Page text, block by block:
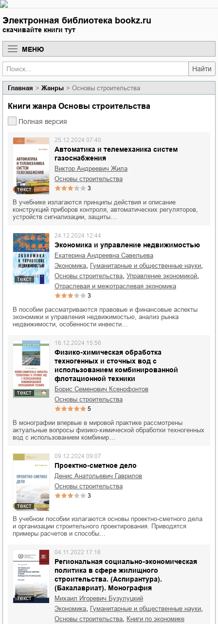
Электронная библиотека bookz.ru
скачивайте книги тут
МЕНЮ
Найти
Главная Жанры Основы строительства
Книги жанра Основы строительства
Полная версия
текст
Автоматика и телемеханика систем
газоснабжения
25.12.2024 07:40
Виктор Андреевич Жила
основы строительства
3
В учебнике излагаются принципы действия и описание
конструкций приборов контроля, автоматических регуляторов,
устройств сигнализации, защиты…
текст
Экономика и управление недвижимостью
24.12.2024 12:44
Екатерина Андреевна Савельева
экономика, гуманитарные и общественные науки,
основы строительства, управление экономикой,
отраслевая и межотраслевая экономика
3
В пособии рассматриваются правовые и финансовые аспекты
экономики и управления недвижимостью, анализ рынка
недвижимости, особенности инвести…
текст
Физико-химическая обработка
техногенных и сточных вод с
использованием комбинированной
флотационной техники
16.12.2024 15:56
Борис Семенович Ксенофонтов
основы строительства
5
В монографии впервые в мировой практике рассмотрены
актуальные вопросы физико-химической обработки техногенных
вод с использованием комбинир…
текст
Проектно-сметное дело
09.12.2024 09:07
Денис Анатольевич Гаврилов
основы строительства
3
В учебном пособии излагаются основы проектно-сметного дела
и организации строительного проектирования. Приводятся
примеры расчетов и способы…
текст
Региональная социально-экономическая
политика в сфере жилищного
строительства. (Аспирантура).
(Бакалавриат). Монография
04.11.2022 17:18
Михаил Игоревич Бузулуцкий
экономика
гуманитарные и общественные науки
основы строительства книги по экономике